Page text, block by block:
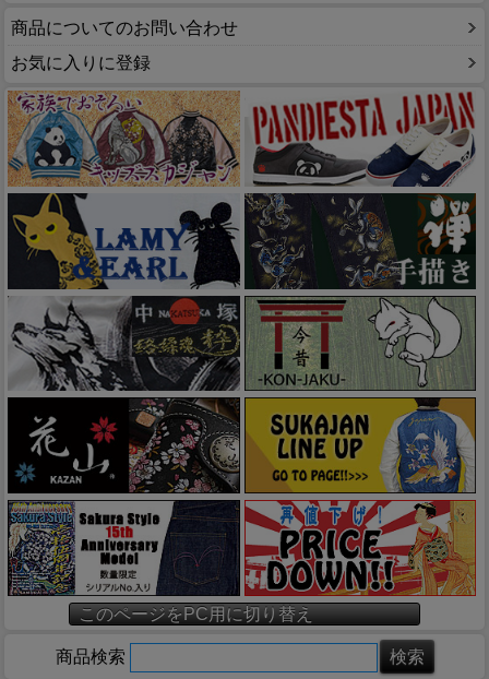
商品についてのお問い合わせ
お気に入りに登録
このページをPC用に切り替え
商品検索